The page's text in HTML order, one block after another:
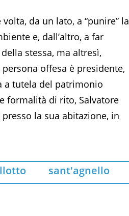
da un lato, a “punire” la
e, dall’altro, a far
stessa, ma altresì,
offesa è presidente,
a tutela del patrimonio
formalità di rito, Salvatore
la sua abitazione, in
sant'agnello